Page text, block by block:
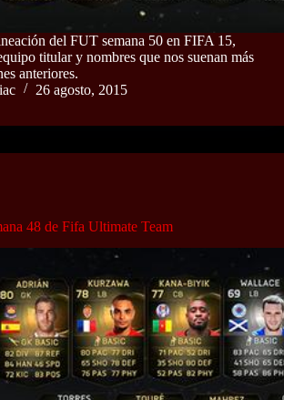
del FUT semana 50 en FIFA 15,
titular y nombres que nos suenan más
anteriores.
26 agosto, 2015
48 de Fifa Ultimate Team